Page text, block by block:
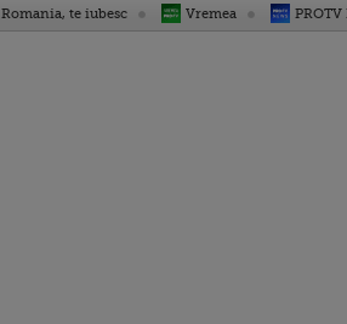
Romania, te iubesc Vremea PROTV